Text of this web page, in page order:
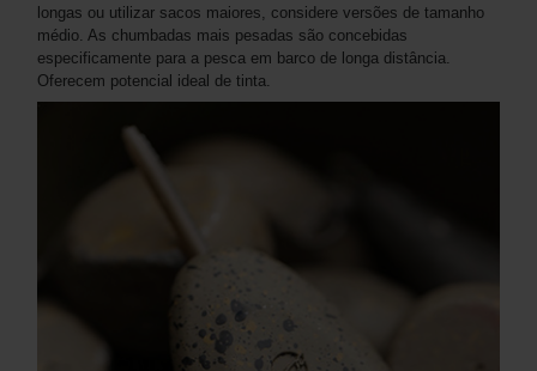
longas ou utilizar sacos maiores, considere versões de tamanho
médio. As chumbadas mais pesadas são concebidas
especificamente para a pesca em barco de longa distância.
Oferecem potencial ideal de tinta.